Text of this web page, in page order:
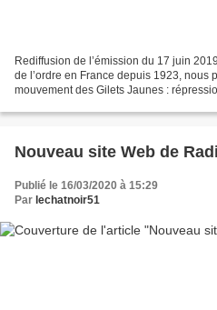
Rediffusion de l’émission du 17 juin
de l’ordre en France depuis 1923, nous
mouvement des Gilets Jaunes :
Nouveau site Web de
Publié le 16/03/2020 à 15:29
Par lechatnoir51